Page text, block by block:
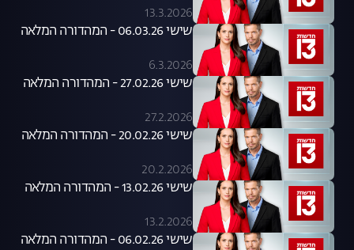
13.3.2026
שישי 06.03.26 - המהדורה המלאה
6.3.2026
שישי 27.02.26 - המהדורה המלאה
27.2.2026
שישי 20.02.26 - המהדורה המלאה
20.2.2026
שישי 13.02.26 - המהדורה המלאה
13.2.2026
שישי 06.02.26 - המהדורה המלאה